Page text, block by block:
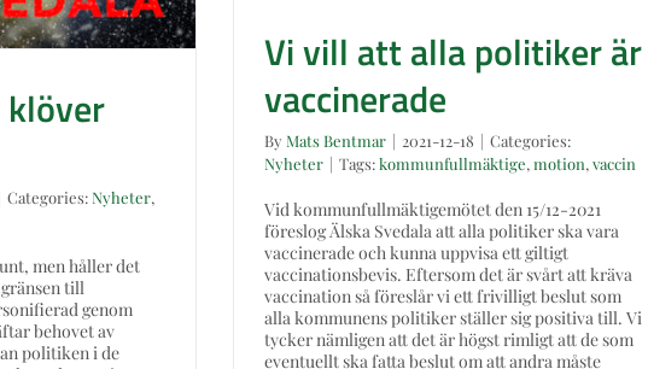
Categories: Nyheter,
men håller det
till
genom
behovet av
politiken i de
Vi vill att alla politiker är
vaccinerade
By Mats Bentmar | 2021-12-18 | Categories:
Nyheter | Tags:kommunfullmäktige, motion, vaccin
Vid kommunfullmäktigemötet den 15/12-2021
föreslog Älska Svedala att alla politiker ska vara
vaccinerade och kunna uppvisa ett giltigt
vaccinationsbevis. Eftersom det är svårt att kräva
vaccination så föreslår vi ett frivilligt beslut som
alla kommunens politiker ställer sig positiva till. Vi
tycker nämligen att det är högst rimligt att de som
eventuellt ska fatta beslut om att andra måste